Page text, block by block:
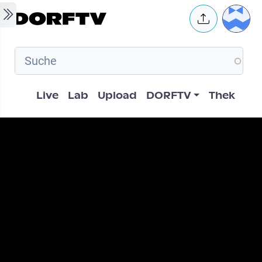
Skip to main content User
Hauptnavigation
Live Lab Upload DORFTV Thek